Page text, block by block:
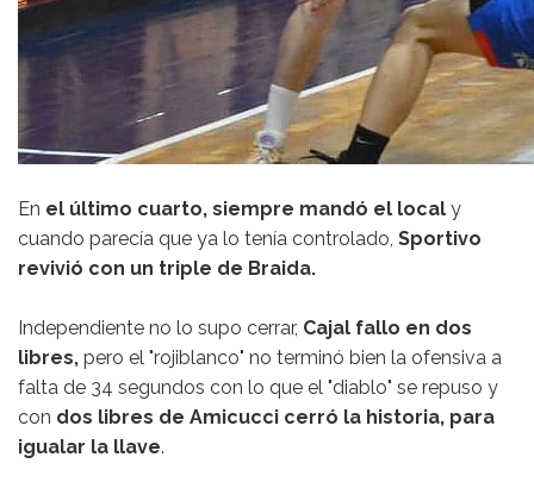
En el último cuarto, siempre mandó el local y
cuando parecía que ya lo tenía controlado, Sportivo
revivió con un triple de Braida.
Independiente no lo supo cerrar, Cajal fallo en dos
libres, pero el "rojiblanco" no terminó bien la ofensiva a
falta de 34 segundos con lo que el "diablo" se repuso y
con dos libres de Amicucci cerró la historia, para
igualar la llave.